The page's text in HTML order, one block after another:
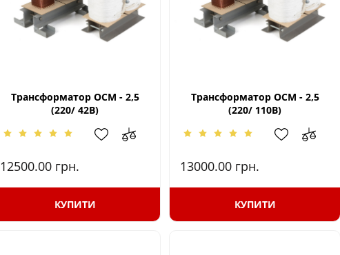
Трансформатор ОСМ - 2,5
(220/ 42В)
12500.00 грн.
КУПИТИ
Трансформатор ОСМ - 2,5
(220/ 110В)
13000.00 грн.
КУПИТИ